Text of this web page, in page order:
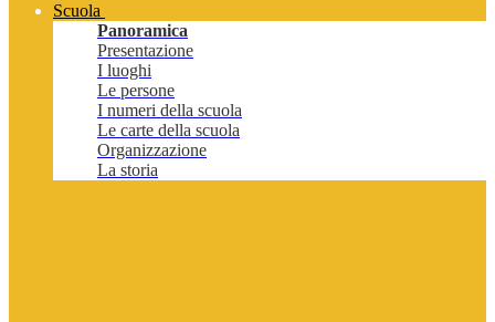
Scuola
Panoramica
Presentazione
I luoghi
Le persone
I numeri della scuola
Le carte della scuola
Organizzazione
La storia